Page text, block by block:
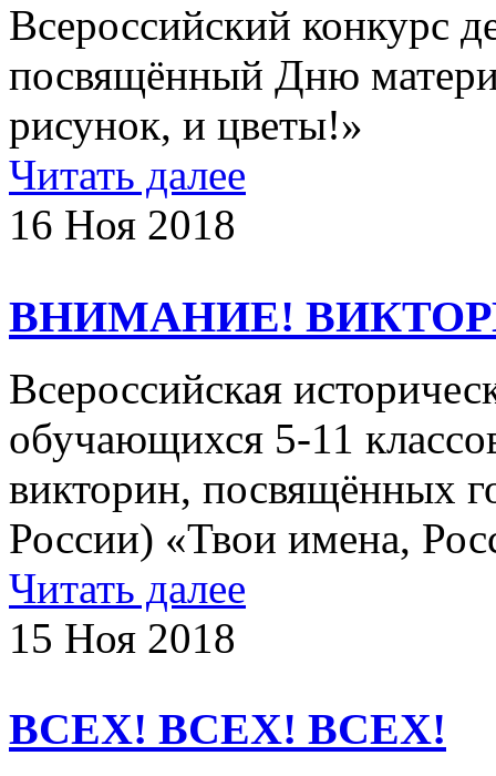
Всероссийский конкурс
посвящённый Дню
рисунок, и цветы!»
Читать далее
16 Ноя 2018
ВНИМАНИЕ!
Всероссийская
обучающихся 5-11
викторин, посвящённых
России) «Твои имена,
Читать далее
15 Ноя 2018
ВСЕХ! ВСЕХ! ВСЕХ!